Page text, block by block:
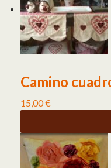
Camino
15,00€